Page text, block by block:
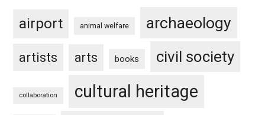
airport animal welfare archaeology
artists arts books civil society
collaboration cultural heritage